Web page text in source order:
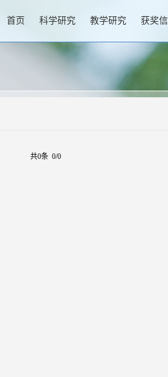
首页 科学研究 教学研究 获奖
共0条 0/0